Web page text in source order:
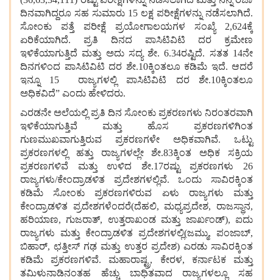
ದಿನವಾಗಿದ್ದರೂ ಸಹ ಸುಮಾರು 15 ಲಕ್ಷ ಪರೀಕ್ಷೆಗಳನ್ನು ನಡೆಸಲಾಗಿದೆ.
ಸೋಂಕು
ಪತ್ತೆ ಪರೀಕ್ಷೆ ಪ್ರಯೋಗಾಲಯಗಳ ಸಂಖ್ಯೆ2,624ಕ್ಕೆ
ಏರಿಕೆಯಾಗಿದೆ. ಪ್ರತಿ ದಿನದ ಪಾಸಿಟಿವಿಟಿ ದರ
ಕ್ರಮೇಣ
ಇಳಿಕೆಯಾಗುತ್ತಿದೆ ಮತ್ತು ಅದು ಸದ್ಯ ಶೇ. 6.34ರಷ್ಟಿದೆ. ಸತತ 14ನೇ
ದಿನಗಳಿಂದ ಪಾಸಿಟಿವಿಟಿ ದರ ಶೇ.10ಕ್ಕಿಂತಲೂ ಕಡಿಮೆ ಇದೆ. ಆದರೆ
ಇನ್ನೂ 15 ರಾಜ್ಯಗಳಲ್ಲಿ ಪಾಸಿಟಿವಿಟಿ ದರ ಶೇ.10ಕ್ಕಿಂತಲೂ
ಅಧಿಕವಿದೆ” ಎಂದು ಹೇಳಿದರು.
ಎರಡನೇ ಅಲೆಯಲ್ಲಿ ಪ್ರತಿ ದಿನ ಸೋಂಕು ಪ್ರಕರಣಗಳು ನಿರಂತರವಾಗಿ
ಇಳಿಕೆಯಾಗುತ್ತಿವೆ
ಮತ್ತು ಹೊಸ
ಪ್ರಕರಣಗಳಿಗಿಂತ
ಗುಣಮುಖವಾಗುತ್ತಿರುವ
ಪ್ರಕರಣಗಳೇ ಅಧಿಕವಾಗಿವೆ. ಒಟ್ಟು
ಪ್ರಕರಣಗಳಲ್ಲಿ
ಹತ್ತು ರಾಜ್ಯಗಳಲ್ಲೇ ಶೇ.83ಕ್ಕಿಂತ ಅಧಿಕ
ಸಕ್ರಿಯ
ಪ್ರಕರಣಗಳಿವೆ
ಮತ್ತು ಉಳಿದ ಶೇ.17ರಷ್ಟು ಪ್ರಕರಣಗಳು 26
ರಾಜ್ಯಗಳು/ಕೇಂದ್ರಾಡಳಿತ ಪ್ರದೇಶಗಳಲ್ಲಿವೆ.ಒಂದು
ಸಾವಿರಕ್ಕಿಂತ
ಕಡಿಮೆ
ಸೋಂಕು ಪ್ರಕರಣಗಳಿರುವ ಏಳು ರಾಜ್ಯಗಳು
ಮತ್ತು
ಕೇಂದ್ರಾಡಳಿತ
ಪ್ರದೇಶಗಳೆಂದರೆ(ದೆಹಲಿ, ಮಧ್ಯಪ್ರದೇಶ, ರಾಜಸ್ಥಾನ,
ಹರಿಯಾಣ, ಗುಜರಾತ್, ಉತ್ತರಾಖಂಡ ಮತ್ತು ಜಾರ್ಖಂಡ್), ಐದು
ರಾಜ್ಯಗಳು
ಮತ್ತು ಕೇಂದ್ರಾಡಳಿತ ಪ್ರದೇಶಗಳಲ್ಲಿ(ಜಮ್ಮು, ಪಂಜಾಬ್,
ಬಿಹಾರ್,ಛತ್ತೀಸ್ ಗಢ ಮತ್ತು ಉತ್ತರ ಪ್ರದೇಶ) ಎರಡು ಸಾವಿರಕ್ಕಿಂತ
ಕಡಿಮೆ
ಪ್ರಕರಣಗಳಿವೆ. ಮಹಾರಾಷ್ಟ್ರ , ಕೇರಳ, ಕರ್ನಾಟಕ
ಮತ್ತು
ತಮಿಳುನಾಡಿನಂತಹ
ಹೆಚ್ಚು ಬಾಧಿತವಾದ ರಾಜ್ಯಗಳಲ್ಲೂ ಸಹ